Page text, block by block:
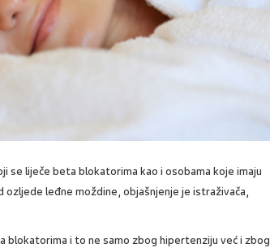
se liječe beta blokatorima kao i osobama koje imaju
ozljede leđne moždine, objašnjenje je istraživača,
blokatorima i to ne samo zbog hipertenziju već i zbog